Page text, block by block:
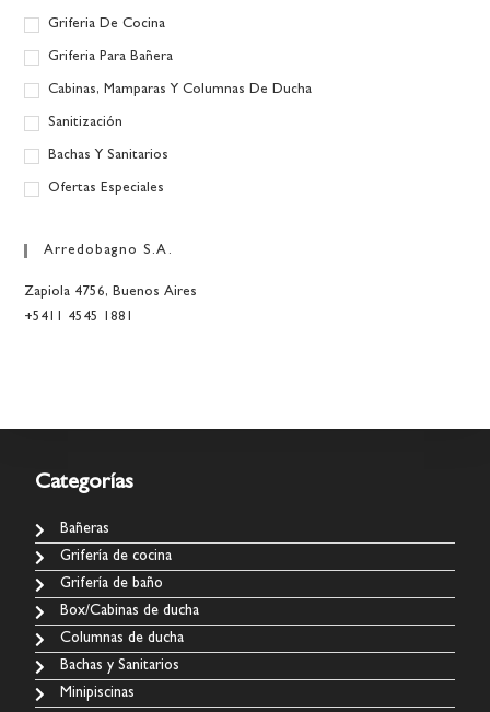
Griferia De Cocina
Griferia Para Bañera
Cabinas, Mamparas Y Columnas De Ducha
Sanitización
Bachas Y Sanitarios
Ofertas Especiales
Arredobagno S.A.
Zapiola 4756, Buenos Aires
+5411 4545 1881
Categorías
Bañeras
Grifería de cocina
Grifería de baño
Box/Cabinas de ducha
Columnas de ducha
Bachas y Sanitarios
Minipiscinas